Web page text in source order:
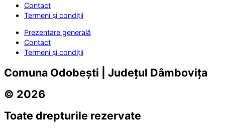
Contact
Termeni și condiții
Prezentare generală
Contact
Termeni și condiții
Comuna Odobești | Județul Dâmbovița
© 2026
Toate drepturile rezervate